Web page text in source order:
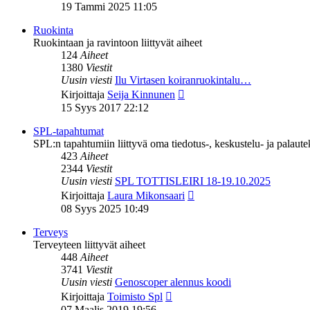
19 Tammi 2025 11:05
Ruokinta
Ruokintaan ja ravintoon liittyvät aiheet
124Aiheet
1380 Viestit
Uusin viesti Ilu Virtasen koiranruokintalu…
Kirjoittaja Seija Kinnunen
15 Syys 2017 22:12
SPL-tapahtumat
SPL:n tapahtumiin liittyvä oma tiedotus-, keskustelu- ja
423Aiheet
2344 Viestit
Uusin viesti SPL TOTTISLEIRI 18-19.10.2025
Kirjoittaja Laura Mikonsaari
08 Syys 2025 10:49
Terveys
Terveyteen liittyvät aiheet
448Aiheet
3741 Viestit
Uusin viesti Genoscoper alennus koodi
Kirjoittaja Toimisto Spl